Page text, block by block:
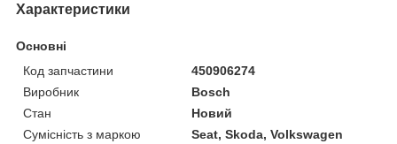
Характеристики
Основні
Код запчастини
450906274
Виробник
Bosch
Стан
Новий
Сумісність з маркою
Seat, Skoda, Volkswagen